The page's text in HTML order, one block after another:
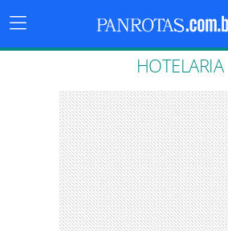
Menu
Principal
HOTELARIA